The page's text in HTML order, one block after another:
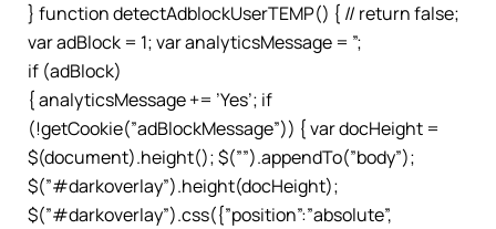
} function detectAdblockUserTEMP() { // return false;
var adBlock = 1; var analyticsMessage = ”;
if (adBlock)
{ analyticsMessage += ’Yes’; if
(!getCookie(”adBlockMessage”)) { var docHeight =
$(document).height(); $(””).appendTo(”body”);
$(”#darkoverlay”).height(docHeight);
$(”#darkoverlay”).css({”position”:”absolute”,